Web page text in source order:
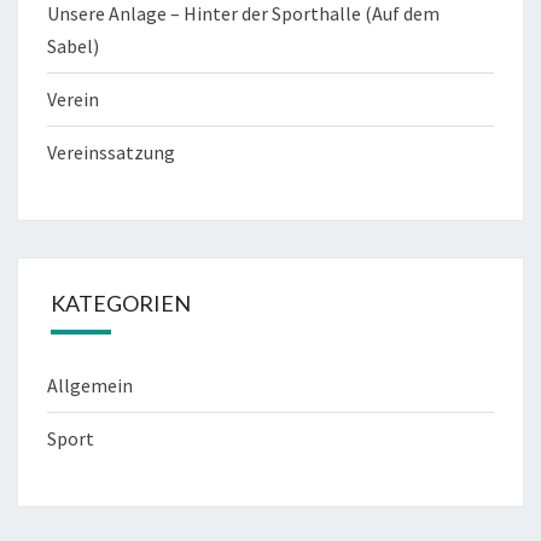
Unsere Anlage – Hinter der Sporthalle (Auf dem
Sabel)
Verein
Vereinssatzung
KATEGORIEN
Allgemein
Sport